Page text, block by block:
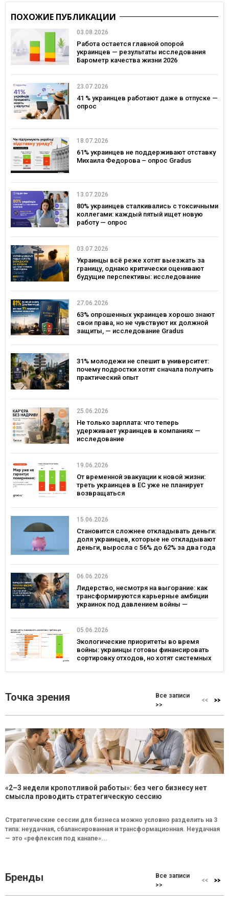
ПОХОЖИЕ ПУБЛИКАЦИИ
03.08.2026
Работа остается главной опорой
украинцев — результаты исследования
Барометр качества жизни 2026
23.07.2026
41 % украинцев работают даже в отпуске —
опрос
18.07.2026
61% украинцев не поддерживают отставку
Михаила Федорова – опрос Gradus
13.07.2026
80% украинцев сталкивались с токсичными
коллегами: каждый пятый ищет новую
работу — опрос
03.07.2026
Украинцы всё реже хотят выезжать за
границу, однако критически оценивают
будущие перспективы: исследование
27.06.2026
63% опрошенных украинцев хорошо знают
свои права, но не чувствуют их должной
защиты, — исследование Gradus
31% молодежи не спешит в университет:
почему подростки хотят сначала получить
практический опыт
25.06.2026
Не только зарплата: что теперь
удерживает украинцев в компаниях —
исследование
19.06.2026
От временной эвакуации к новой жизни:
треть украинцев в ЕС уже не планирует
возвращаться
15.06.2026
Становится сложнее откладывать деньги:
доля украинцев, которые не откладывают
деньги, выросла с 56% до 62% за два года
06.06.2026
Лидерство, несмотря на выгорание: как
трансформируются карьерные амбиции
украинок под давлением войны —
05.06.2026
Экологические приоритеты во время
войны: украинцы готовы финансировать
сортировку отходов, но хотят системных
Точка зрения
Все записи
>>
«2–3 недели кропотливой работы»: без чего бизнесу нет
смысла проводить стратегическую сессию
Стратегические сессии для бизнеса можно условно разделить на 3
типа: неудачная, сбалансированная и трансформационная. Неудачная
— это «рефлексия под канапе»...
Бренды
Все записи
>>